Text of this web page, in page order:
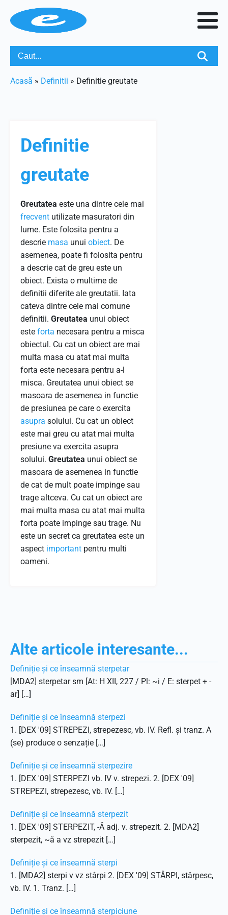
Acasã » Definitii » Definitie greutate
Definitie
greutate
Greutatea este una dintre cele mai
frecvent utilizate masuratori din
lume. Este folosita pentru a
descrie masa unui obiect. De
asemenea, poate fi folosita pentru
a descrie cat de greu este un
obiect. Exista o multime de
definitii diferite ale greutatii. Iata
cateva dintre cele mai comune
definitii. Greutatea unui obiect
este forta necesara pentru a misca
obiectul. Cu cat un obiect are mai
multa masa cu atat mai multa
forta este necesara pentru a-l
misca. Greutatea unui obiect se
masoara de asemenea in functie
de presiunea pe care o exercita
asupra solului. Cu cat un obiect
este mai greu cu atat mai multa
presiune va exercita asupra
solului. Greutatea unui obiect se
masoara de asemenea in functie
de cat de mult poate impinge sau
trage altceva. Cu cat un obiect are
mai multa masa cu atat mai multa
forta poate impinge sau trage. Nu
este un secret ca greutatea este un
aspect important pentru multi
oameni.
Alte articole interesante...
Definiție și ce înseamnă sterpetar
[MDA2] sterpetar sm [At: H XII, 227 / Pl: ~i / E: sterpet + -
ar] […]
Definiție și ce înseamnă sterpezi
1. [DEX '09] STREPEZI, strepezesc, vb. IV. Refl. și tranz. A
(se) produce o senzație […]
Definiție și ce înseamnă sterpezire
1. [DEX '09] STERPEZI vb. IV v. strepezi. 2. [DEX '09]
STREPEZI, strepezesc, vb. IV. […]
Definiție și ce înseamnă sterpezit
1. [DEX '09] STERPEZIT, -Ă adj. v. strepezit. 2. [MDA2]
sterpezit, ~ă a vz strepezit […]
Definiție și ce înseamnă sterpi
1. [MDA2] sterpi v vz stârpi 2. [DEX '09] STÂRPI, stârpesc,
vb. IV. 1. Tranz. […]
Definiție și ce înseamnă sterpiciune